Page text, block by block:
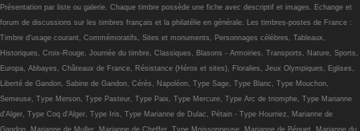
Présentation par liste ou galerie. Chaque timbre possède une fiche avec descriptif et images. Echange et
forum de discussions sur les timbres français et la philatélie en générale. Les timbres-postes de France :
Timbre d'usage courant, Commémoratifs, Sites et monuments, Personnages célèbres, Tableaux,
Historiques, Croix-Rouge, Journée du timbre, Classiques, Blasons - Armoiries, Transports, Nature, Sports,
Europa, Abbayes, Châteaux de France, Résistance (Héros et sites), Floralies, Jeux Olympiques, Eglises,
Liberté de Gandon, Sabine de Gandon, Cérès, Napoléon, Type Sage, Type Blanc, Type Mouchon,
Semeuse, Type Merson, Type Pasteur, Type Paix, Type Mercure, Type Arc de triomphe, Type Marianne
d'Alger, Type Coq d'Alger, Type Iris, Type Marianne de Dulac, Pétain - Type Hourriez, Marianne de
Gandon, Marianne de Muller, Marianne de Cheffer, Type Moissonneuse, Marianne de Béquet, Marianne du